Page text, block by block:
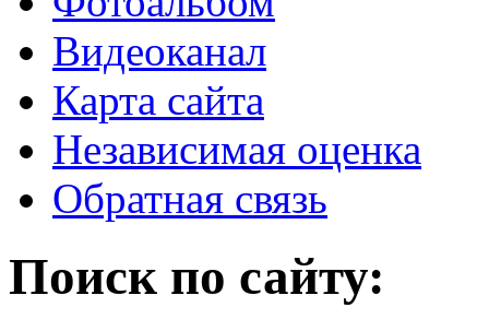
Видеоканал
Карта сайта
Независимая оценка
Обратная связь
Поиск по сайту: